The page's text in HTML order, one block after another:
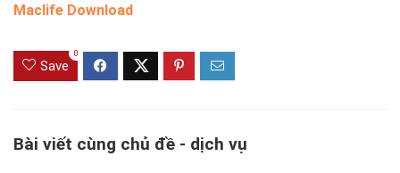
Maclife Download
Save
0
Bài viết cùng chủ đề - dịch vụ